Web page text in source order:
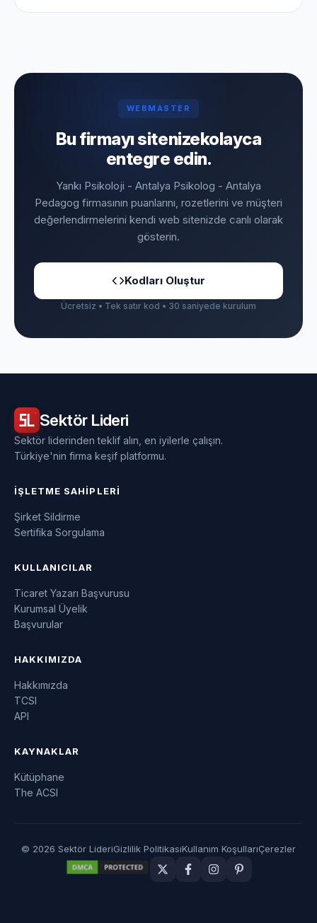
WEBMASTER
Bu firmayı sitenizekolayca
entegre edin.
Yankı Psikoloji - Antalya Psikolog - Antalya
Pedagog firmasının puanlarını, rozetlerini ve müşteri
değerlendirmelerini kendi web sitenizde canlı olarak
gösterin.
Kodları Oluştur
Ücretsiz • Tek satır kod • 30 saniyede kurulum
Sektör Lideri
Sektör liderinden teklif alın, en iyilerle çalışın.
Türkiye'nin firma keşif platformu.
İŞLETME SAHIPLERI
Şirket Sildirme
Sertifika Sorgulama
KULLANICILAR
Ticaret Yazarı Başvurusu
Kurumsal Üyelik
Başvurular
HAKKIMIZDA
Hakkımızda
TCSI
API
KAYNAKLAR
Kütüphane
The ACSI
© 2026 Sektör LideriGizlilik PolitikasıKullanım KoşullarıÇerezler